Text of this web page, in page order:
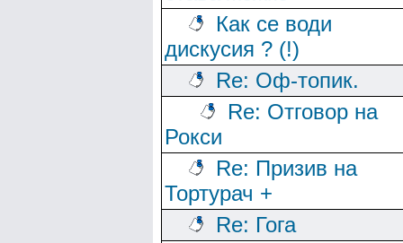
Как се води
дискусия ? (!)
Re: Оф-топик.
Re: Отговор на
Рокси
Re: Призив на
Тортурач +
Re: Гога